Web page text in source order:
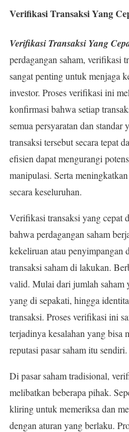
Verifikasi Transaksi Yang
Verifikasi Transaksi Yang
perdagangan saham, verifikasi
sangat penting untuk menjaga
investor. Proses verifikasi ini
konfirmasi bahwa setiap
semua persyaratan dan standar
transaksi tersebut secara tepat
efisien dapat mengurangi
manipulasi. Serta
secara keseluruhan.
Verifikasi transaksi yang cepat
bahwa perdagangan saham
kekeliruan atau penyimpangan
transaksi saham di lakukan.
valid. Mulai dari jumlah saham
yang di sepakati, hingga
transaksi. Proses verifikasi ini
terjadinya kesalahan yang bisa
reputasi pasar saham itu sendiri.
Di pasar saham tradisional,
melibatkan beberapa pihak.
kliring untuk memeriksa dan
dengan aturan yang berlaku.